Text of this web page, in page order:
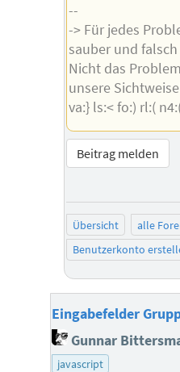
--
-> Für jedes
sauber und falsch
Nicht das
unsere
va:} ls:< fo:) rl:(
Beitrag melden
Übersicht alle
Benutzerkonto
Eingabefelder
Gunnar
javascript